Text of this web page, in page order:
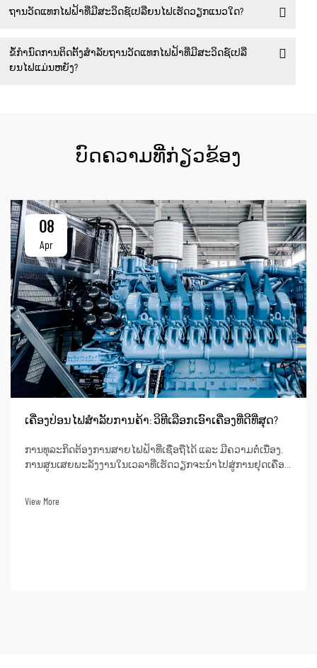
ຖານວັດແທກໄຟຟ້າທີ່ມີສະວິດຊ໌ເປລີ່ຍນໄຟເຮັດວຽກແນວໃດ?
ຂໍ້ກຳນົດການຕິດຕັ້ງສຳລັບຖານວັດແທກໄຟຟ້າທີ່ມີສະວິດຊ໌ເປລີ່
ຍນໄຟແມ່ນຫຍັງ?
ບົດຄວາມທີ່ກ່ຽວຂ້ອງ
08
Apr
ເຄື່ອງປ່ອນໄຟສຳລັບການຄ້າ: ວິທີເລືອກເອົາເຄື່ອງທີ່ດີທີ່ສຸດ?
ການທຸລະກິດຕ້ອງການສາຍໄຟຟ້າທີ່ເຊື່ອຖືໄດ້ ແລະ ມີຄວາມຕໍ່ເນື່ອງ.
ການສູນເສຍພະລັງງານໃນເວລາທີ່ເຮັດວຽກຈະນຳໄປສູ່ການຢຸດເຄື່ອງ
View More